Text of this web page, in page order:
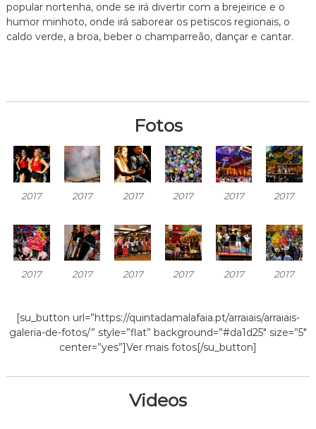
popular nortenha, onde se irá divertir com a brejeirice e o
humor minhoto, onde irá saborear os petiscos regionais, o
caldo verde, a broa, beber o champarreão, dançar e cantar.
Fotos
2017 2017 2017 2017 2017 2017
2017 2017 2017 2017 2017 2017
[su_button url=”https://quintadamalafaia.pt/arraiais/arraiais-
galeria-de-fotos/” style=”flat” background=”#da1d25″ size=”5″
center=”yes”]Ver mais fotos[/su_button]
Videos